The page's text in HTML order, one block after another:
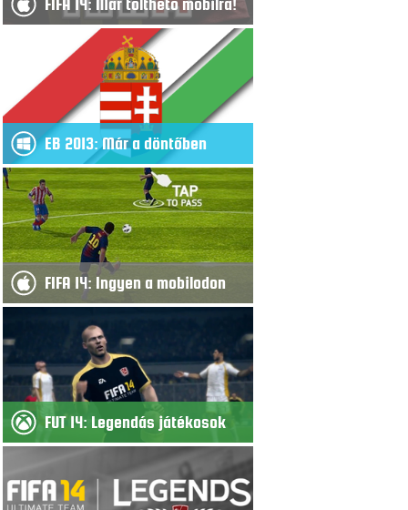
FIFA 14: Már tölthető mobilra!
EB 2013: Már a döntőben
FIFA 14: Ingyen a mobilodon
FUT 14: Legendás játékosok